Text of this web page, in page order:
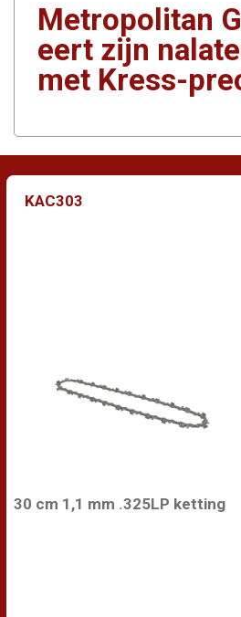
Metropolitan
eert zijn
met Kress-
KAC303
30 cm 1,1 mm .325LP ketting